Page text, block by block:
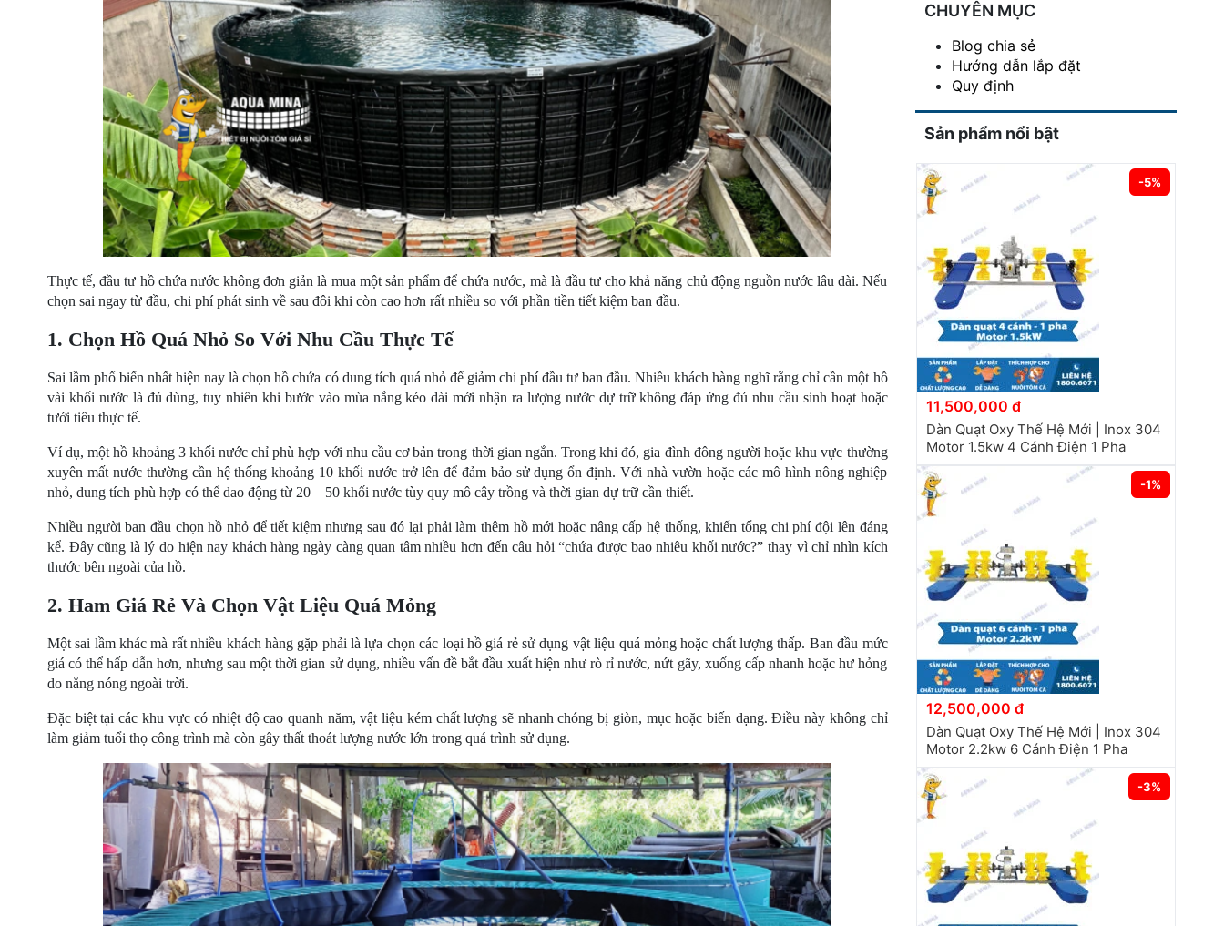
Thực tế, đầu tư hồ chứa nước không đơn giản là mua một sản phẩm để chứa nước, mà là đầu tư cho khả năng chủ động nguồn nước lâu dài. Nếu
chọn sai ngay từ đầu, chi phí phát sinh về sau đôi khi còn cao hơn rất nhiều so với phần tiền tiết kiệm ban đầu.
1. Chọn Hồ Quá Nhỏ So Với Nhu Cầu Thực Tế
Sai lầm phổ biến nhất hiện nay là chọn hồ chứa có dung tích quá nhỏ để giảm chi phí đầu tư ban đầu. Nhiều khách hàng nghĩ rằng chỉ cần một hồ
vài khối nước là đủ dùng, tuy nhiên khi bước vào mùa nắng kéo dài mới nhận ra lượng nước dự trữ không đáp ứng đủ nhu cầu sinh hoạt hoặc
tưới tiêu thực tế.
Ví dụ, một hồ khoảng 3 khối nước chỉ phù hợp với nhu cầu cơ bản trong thời gian ngắn. Trong khi đó, gia đình đông người hoặc khu vực thường
xuyên mất nước thường cần hệ thống khoảng 10 khối nước trở lên để đảm bảo sử dụng ổn định. Với nhà vườn hoặc các mô hình nông nghiệp
nhỏ, dung tích phù hợp có thể dao động từ 20 – 50 khối nước tùy quy mô cây trồng và thời gian dự trữ cần thiết.
Nhiều người ban đầu chọn hồ nhỏ để tiết kiệm nhưng sau đó lại phải làm thêm hồ mới hoặc nâng cấp hệ thống, khiến tổng chi phí đội lên đáng
kể. Đây cũng là lý do hiện nay khách hàng ngày càng quan tâm nhiều hơn đến câu hỏi “chứa được bao nhiêu khối nước?” thay vì chỉ nhìn kích
thước bên ngoài của hồ.
2. Ham Giá Rẻ Và Chọn Vật Liệu Quá Mỏng
Một sai lầm khác mà rất nhiều khách hàng gặp phải là lựa chọn các loại hồ giá rẻ sử dụng vật liệu quá mỏng hoặc chất lượng thấp. Ban đầu mức
giá có thể hấp dẫn hơn, nhưng sau một thời gian sử dụng, nhiều vấn đề bắt đầu xuất hiện như rò rỉ nước, nứt gãy, xuống cấp nhanh hoặc hư hỏng
do nắng nóng ngoài trời.
Đặc biệt tại các khu vực có nhiệt độ cao quanh năm, vật liệu kém chất lượng sẽ nhanh chóng bị giòn, mục hoặc biến dạng. Điều này không chỉ
làm giảm tuổi thọ công trình mà còn gây thất thoát lượng nước lớn trong quá trình sử dụng.
CHUYÊN MỤC
Blog chia sẻ
Hướng dẫn lắp đặt
Quy định
Sản phẩm nổi bật
-5%
11,500,000 đ
Dàn Quạt Oxy Thế Hệ Mới | Inox 304
Motor 1.5kw 4 Cánh Điện 1 Pha
-1%
12,500,000 đ
Dàn Quạt Oxy Thế Hệ Mới | Inox 304
Motor 2.2kw 6 Cánh Điện 1 Pha
-3%